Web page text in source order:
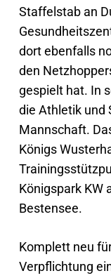
Staffelstab an
dort ebenfalls
den
gespielt hat. In
die Athletik und
Mannschaft.
Königs
Königspark KW
Bestensee.
Komplett neu
Verpflichtung